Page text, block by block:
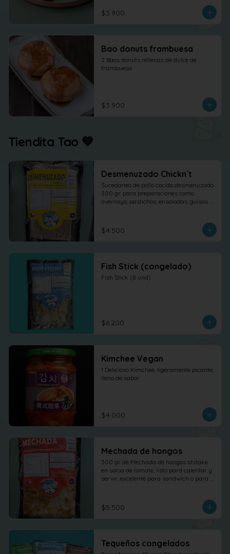
$3.900
Bao donuts frambuesa
2 Baos donuts rellenas de dulce de
frambuesa
$3.900
Tiendita Tao 💙
Desmenuzado Chickn´t
Sucedaneo de pollo cocido desmenuzado
300 gr. para preparaciones como
avemayo, pastichos, ensaladas, guisos.
$4.500
Fish Stick (congelado)
Fish Stick (8 und)
$6.200
Kimchee Vegan
1 Delicioso Kimchee, ligeramente picante,
lleno de sabor.
$4.000
Mechada de hongos
300 gr de Mechada de hongos shitake
en salsa de tomate, listo para calentar y
servir, excelente para sandwich o para
$5.500
Tequeños congelados